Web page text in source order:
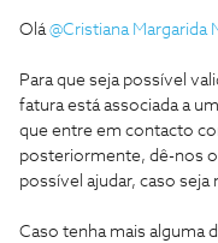
Olá@Cristiana Margarida
Para que seja possível
fatura está associada a
que entre em contacto
posteriormente, dê-nos o
possível ajudar, caso
Caso tenha mais alguma